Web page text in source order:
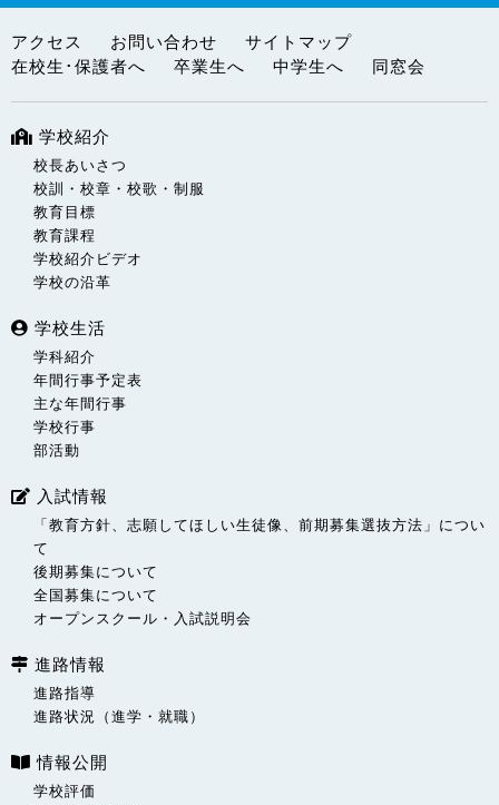
アクセス お問い合わせ
サイトマップ
在校生･保護者へ
卒業生へ 中学生へ 同窓会
学校紹介
校長あいさつ
校訓・校章・校歌・制服
教育目標
教育課程
学校紹介ビデオ
学校の沿革
学校生活
学科紹介
年間行事予定表
主な年間行事
学校行事
部活動
入試情報
「教育方針、志願してほしい生徒像、前期募集選抜方法」につい
て
後期募集について
全国募集について
オープンスクール・入試説明会
進路情報
進路指導
進路状況（進学・就職）
情報公開
学校評価